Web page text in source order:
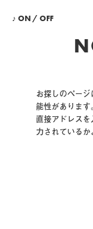
お探しのペー
能性があります。
直接アドレス
力されているか
♪ ON / OFF